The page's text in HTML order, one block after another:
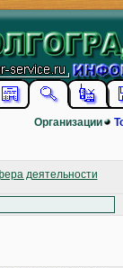
Организации
деятельности